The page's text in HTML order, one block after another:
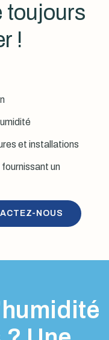
toujours
!
et installations
un
NOUS